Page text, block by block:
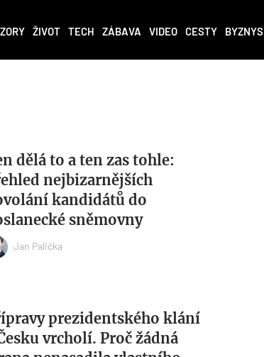
ŽIVOT TECH ZÁBAVA VIDEO CESTY BYZNYS
dělá to a ten zas tohle:
nejbizarnějších
kandidátů do
sněmovny
Jan Palička
prezidentského klání
vrcholí. Proč žádná